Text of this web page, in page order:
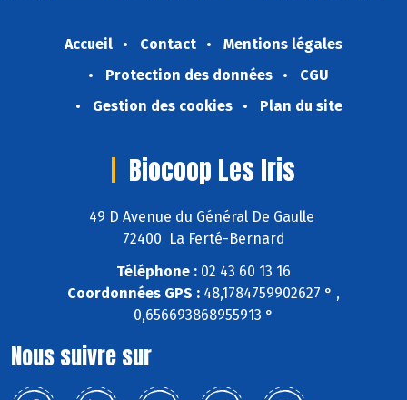
Accueil Contact
Mentions légales
Protection des données
CGU
Gestion des cookies
Plan du site
Biocoop Les Iris
49 D Avenue du Général De Gaulle
72400 La Ferté-Bernard
Téléphone : 02 43 60 13 16
Coordonnées GPS : 48,1784759902627 ° ,
0,656693868955913 °
Nous suivre sur